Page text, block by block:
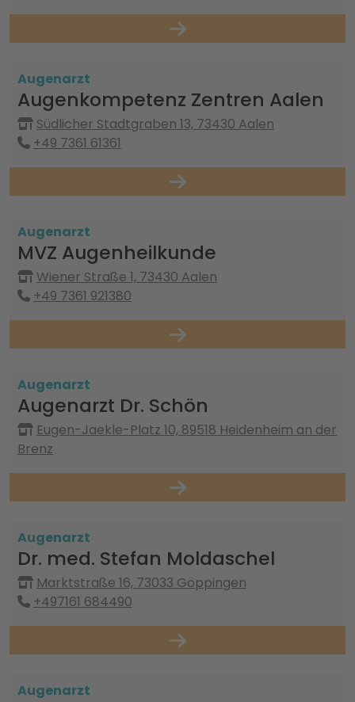
Augenarzt
Augenkompetenz Zentren Aalen
Südlicher Stadtgraben 13, 73430 Aalen
+49 7361 61361
Augenarzt
MVZ Augenheilkunde
Wiener Straße 1, 73430 Aalen
+49 7361 921380
Augenarzt
Augenarzt Dr. Schön
Eugen-Jaekle-Platz 10, 89518 Heidenheim an der
Brenz
Augenarzt
Dr. med. Stefan Moldaschel
Marktstraße 16, 73033 Göppingen
+497161 684490
Augenarzt